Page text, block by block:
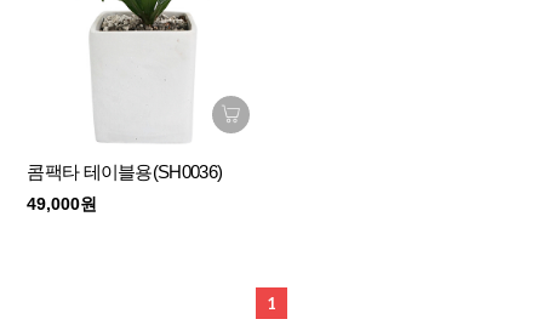
콤팩타 테이블용(SH0036)
49,000원
1